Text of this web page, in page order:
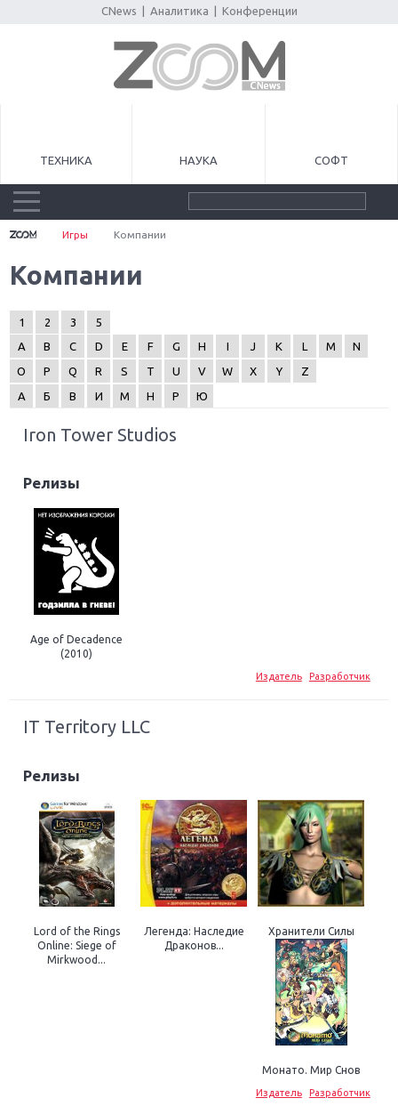
CNews Аналитика Конференции
ТЕХНИКА НАУКА СОФТ
Игры Компании
Компании
1 2 3
5
A
B C D E F G H I J K L M
N
O
P Q R S T U V W X Y
Z
А
Б В И М Н Р Ю
Iron Tower Studios
Релизы
Age of Decadence
(2010)
Издатель Разработчик
IT Territory LLC
Релизы
Lord of the Rings
Online: Siege of
Mirkwood...
Легенда: Наследие
Драконов...
Хранители Силы
Монато. Мир Снов
Издатель Разработчик